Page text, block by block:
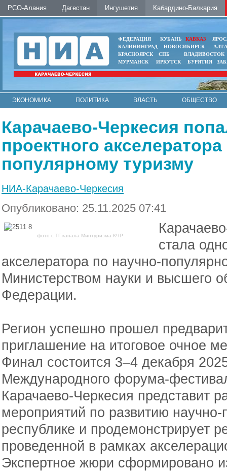
РСО-Алания Дагестан Ингушетия Кабардино-Балкария
ФЕДЕРАЦИЯ КУБАНЬ КАВКАЗ
КАЛИНИНГРАД
НОВОСИБИРСК
КРАСНОЯРСК
СПБ
ВЛАДИВОСТОК
МУРМАНСК
ИРКУТСК БУРЯТИЯ
ЭКОНОМИКА ПОЛИТИКА ВЛАСТЬ
ОБЩЕСТВО
Карачаево-Черкесия
проектного
популярному туризму
НИА-Карачаево-Черкесия
Опубликовано: 25.11.2025 07:41
фото с ТГ-канала Минтуризма КЧР
стала
акселератора по научно-
Министерством науки и высшего
Федерации.
Регион успешно прошел
приглашение на итоговое очное
Финал состоится 3–4 декабря
Международного форума-
Карачаево-Черкесия представит
мероприятий по развитию научно-
республике и продемонстрирует
проведенной в рамках
Экспертное жюри сформировано